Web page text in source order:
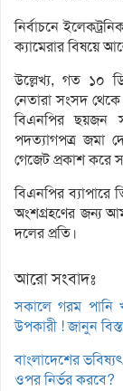
নির্বাচনে
ক্যামেরার বিষয়ে
উল্লেখ্য, গত ১০
নেতারা সংসদ
বিএনপির ছয়জন
পদত্যাগপত্র জমা
গেজেট প্রকাশ করে
বিএনপির ব্যাপারে
অংশগ্রহণের জন্য
দলের প্রতি।
আরো সংবাদঃ
সকালে গরম পানি
উপকারী ! জানুন
বাংলাদেশের
ওপর নির্ভর করবে?